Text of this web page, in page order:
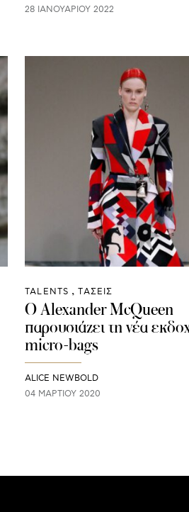
28 ΙΑΝΟΥΑΡΊΟΥ 2022
TALENTS ΤΑΣΕΙΣ
O Alexander McQueen
παρουσιάζει τη νέα
micro-bags
ALICE NEWBOLD
04 ΜΑΡΤΊΟΥ 2020